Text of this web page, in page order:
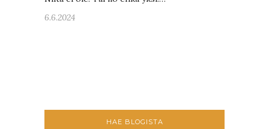
6.6.2024
HAE BLOGISTA